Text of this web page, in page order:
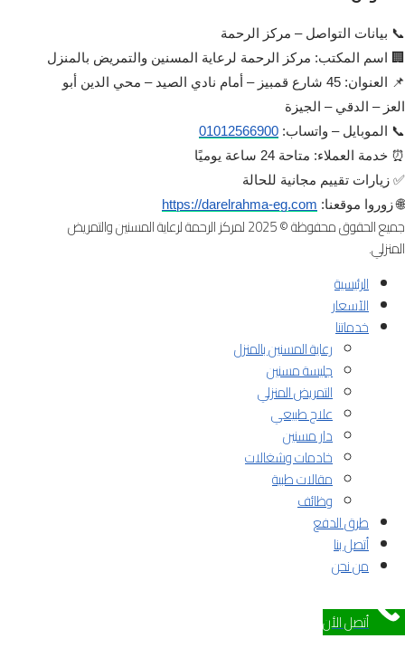
📞 بيانات التواصل – مركز الرحمة
🏢 اسم المكتب: مركز الرحمة لرعاية المسنين والتمريض بالمنزل
📌 العنوان: 45 شارع قمبيز – أمام نادي الصيد – محي الدين أبو
العز – الدقي – الجيزة
📞 الموبايل – واتساب: 01012566900
⏰ خدمة العملاء: متاحة 24 ساعة يوميًا
✅ زيارات تقييم مجانية للحالة
🌐 زوروا موقعنا: https://darelrahma-eg.com
جميع الحقوق محفوظة © 2025 لمركز الرحمة لرعاية المسنين والتمريض
المنزلي.
الرئيسية
الآسعار
خدماتنا
رعاية المسنين بالمنزل
جليسة مسنين
التمريض المنزلي
علاج طبيعي
دار مسنين
خادمات وشغالات
مقالات طبية
وظائف
طرق الدفع
أتصل بنا
من نحن
أتصل الأن